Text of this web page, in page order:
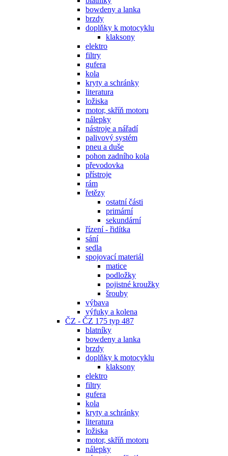
bowdeny a lanka
brzdy
doplňky k motocyklu
klaksony
elektro
filtry
gufera
kola
kryty a schránky
literatura
ložiska
motor, skříň motoru
nálepky
nástroje a nářadí
palivový systém
pneu a duše
pohon zadního kola
převodovka
přístroje
rám
řetězy
ostatní části
primární
sekundární
řízení - řidítka
sání
sedla
spojovací materiál
matice
podložky
pojistné kroužky
šrouby
výbava
výfuky a kolena
ČZ - ČZ 175 typ 487
blatníky
bowdeny a lanka
brzdy
doplňky k motocyklu
klaksony
elektro
filtry
gufera
kola
kryty a schránky
literatura
ložiska
motor, skříň motoru
nálepky